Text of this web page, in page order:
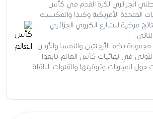
الجزائري لكرة القدم في كأس
بالولايات المتحدة الأمريكية وكندا والمكسيك
مرضية للشارع الكروي الجزائري
تضم الأرجنتين والنمسا والأردن
في نهائيات كأس العالم، تابعوا
حول المباريات وتوقيتها والقنوات الناقلة